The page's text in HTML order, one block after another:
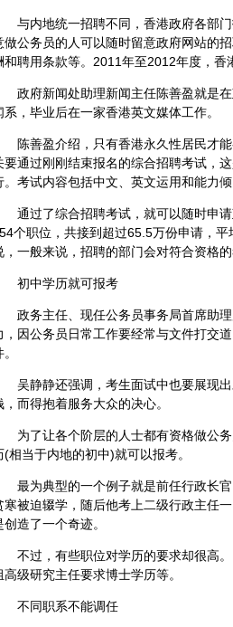
与内地统一招聘不同，香港政府各部门
做公务员的人可以随时留意政府网站的
和聘用条款等。2011年至2012年度，
政府新闻处助理新闻主任陈善盈就是在
系，毕业后在一家香港英文媒体工作。
陈善盈介绍，只有香港永久性居民才能
要通过刚刚结束报名的综合招聘考试，
。考试内容包括中文、英文运用和能力
通过了综合招聘考试，就可以随时申请
个职位，共接到超过65.5万份申请，
，一般来说，招聘的部门会对符合资格
初中学历就可报考
政务主任、现任公务员事务局首席助理
，因公务员日常工作要经常与文件打交
吴静静还强调，考生面试中也要展现出
，而得抱着服务大众的决心。
为了让各个阶层的人士都有资格做公务
(相当于内地的初中)就可以报考。
最为典型的一个例子就是前任行政长官
寒被迫辍学，随后他考上二级行政主任
创造了一个奇迹。
不过，有些职位对学历的要求却很高。
高级研究主任要求博士学历等。
不同职系不能调任